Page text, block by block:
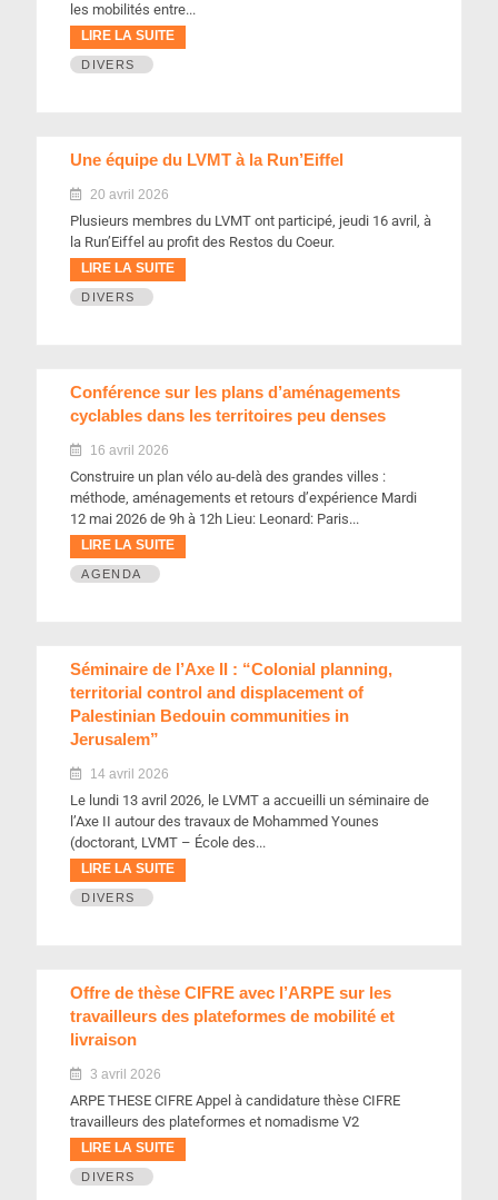
les mobilités entre...
LIRE LA SUITE
DIVERS
Une équipe du LVMT à la Run’Eiffel
20 avril 2026
Plusieurs membres du LVMT ont participé, jeudi 16 avril, à
la Run’Eiffel au profit des Restos du Coeur.
LIRE LA SUITE
DIVERS
Conférence sur les plans d’aménagements
cyclables dans les territoires peu denses
16 avril 2026
Construire un plan vélo au-delà des grandes villes :
méthode, aménagements et retours d’expérience Mardi
12 mai 2026 de 9h à 12h Lieu: Leonard: Paris...
LIRE LA SUITE
AGENDA
Séminaire de l’Axe II : “Colonial planning,
territorial control and displacement of
Palestinian Bedouin communities in
Jerusalem”
14 avril 2026
Le lundi 13 avril 2026, le LVMT a accueilli un séminaire de
l’Axe II autour des travaux de Mohammed Younes
(doctorant, LVMT – École des...
LIRE LA SUITE
DIVERS
Offre de thèse CIFRE avec l’ARPE sur les
travailleurs des plateformes de mobilité et
livraison
3 avril 2026
ARPE THESE CIFRE Appel à candidature thèse CIFRE
travailleurs des plateformes et nomadisme V2
LIRE LA SUITE
DIVERS